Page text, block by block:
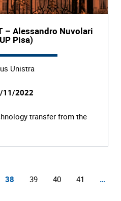
– Alessandro Nuvolari
Pisa)
Unistra
11/2022
transfer from the
38 39 40 41 …